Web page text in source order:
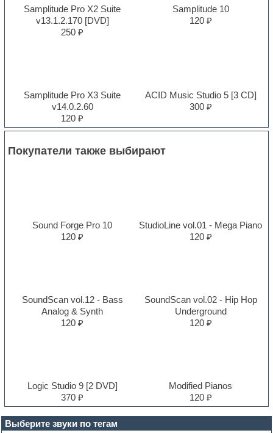
Выберите звуки по тегам
Samplitude Pro X2 Suite
v13.1.2.170 [DVD]
250 ₽
Samplitude 10
120 ₽
Samplitude Pro X3 Suite
v14.0.2.60
120 ₽
ACID Music Studio 5 [3 CD]
300 ₽
Покупатели также выбирают
Sound Forge Pro 10
120 ₽
StudioLine vol.01 - Mega Piano
120 ₽
SoundScan vol.12 - Bass
Analog & Synth
120 ₽
SoundScan vol.02 - Hip Hop
Underground
120 ₽
Logic Studio 9 [2 DVD]
370 ₽
Modified Pianos
120 ₽